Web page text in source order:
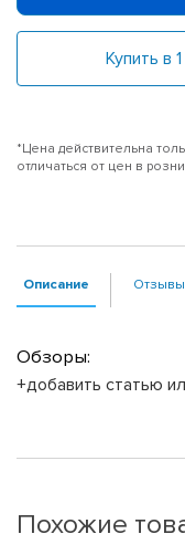
Купить в
*Цена действительна
отличаться от цен в
Описание Отзывы
Обзоры:
+добавить статью
Похожие